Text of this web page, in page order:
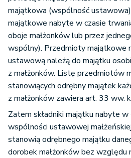
majątkowa (wspólność
majątkowe nabyte w czasie
oboje małżonków lub przez
wspólny). Przedmioty majątkowe
ustawową należą do majątku
z małżonków. Listę przedmiotów
stanowiących odrębny majątek
z małżonków zawiera art. 33 ww.
Zatem składniki majątku nabyte
wspólności ustawowej
stanowią odrębnego majątku
dorobek małżonków bez względu